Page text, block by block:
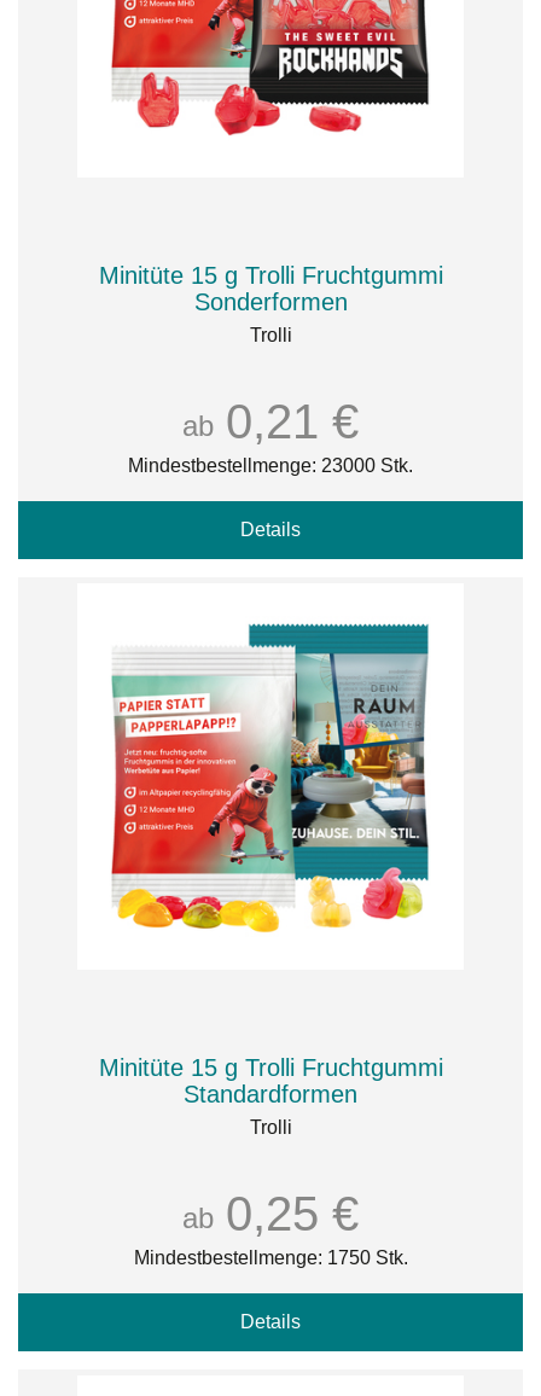
Minitüte 15 g Trolli Fruchtgummi
Sonderformen
Trolli
ab 0,21 €
Mindestbestellmenge: 23000 Stk.
Details
Minitüte 15 g Trolli Fruchtgummi
Standardformen
Trolli
ab 0,25 €
Mindestbestellmenge: 1750 Stk.
Details